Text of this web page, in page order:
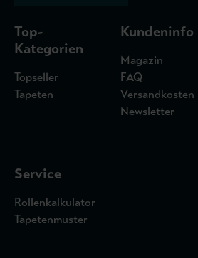
Top-
Kategorien
Topseller
Tapeten
Kundeninfo
Magazin
FAQ
Versandkosten
Newsletter
Service
Rollenkalkulator
Tapetenmuster